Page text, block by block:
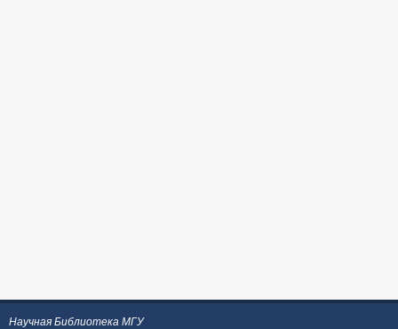
Научная Библиотека МГУ;) {37318223}